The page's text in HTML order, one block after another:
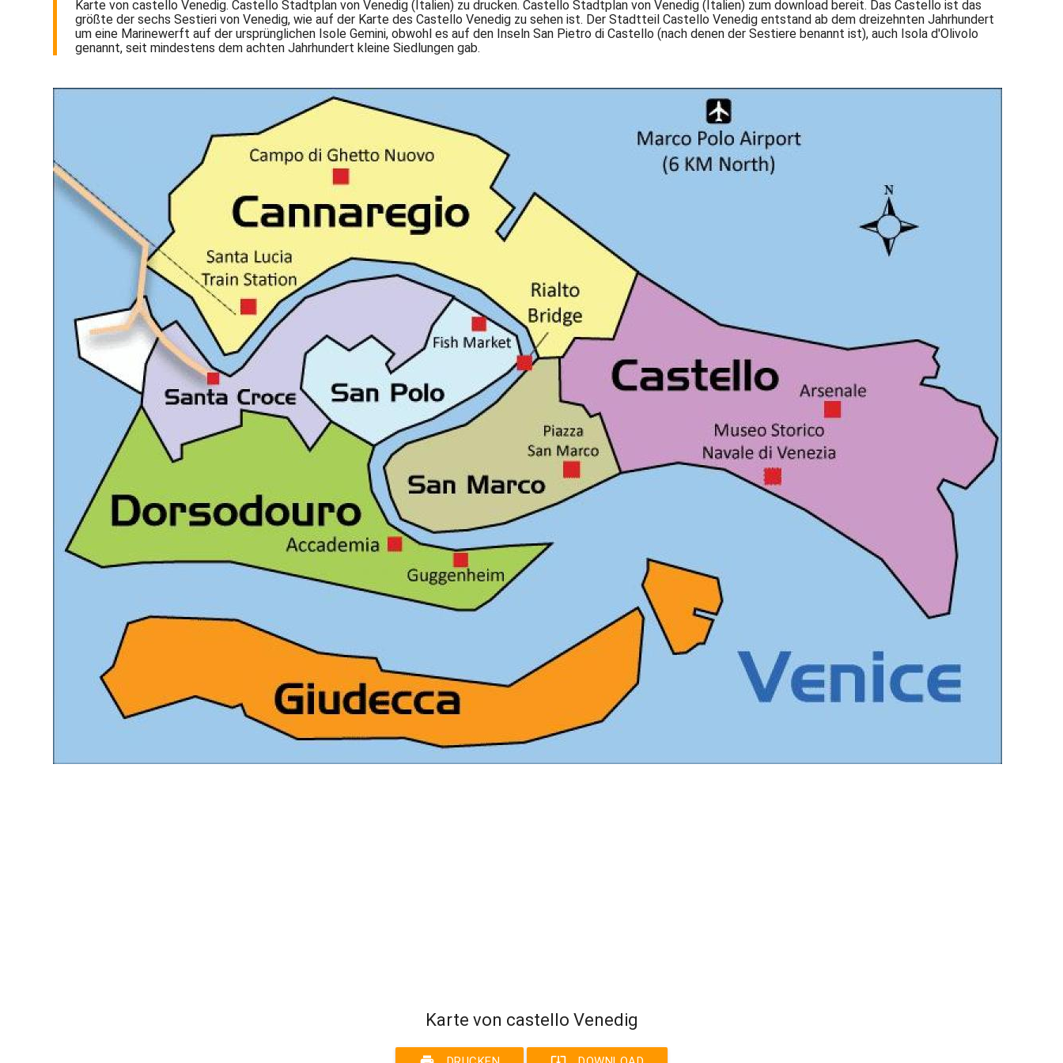
Karte von castello Venedig. Castello Stadtplan von Venedig (Italien) zu drucken. Castello Stadtplan von Venedig (Italien) zum download bereit. Das Castello ist das
größte der sechs Sestieri von Venedig, wie auf der Karte des Castello Venedig zu sehen ist. Der Stadtteil Castello Venedig entstand ab dem dreizehnten Jahrhundert
um eine Marinewerft auf der ursprünglichen Isole Gemini, obwohl es auf den Inseln San Pietro di Castello (nach denen der Sestiere benannt ist), auch Isola d'Olivolo
genannt, seit mindestens dem achten Jahrhundert kleine Siedlungen gab.
Karte von castello Venedig